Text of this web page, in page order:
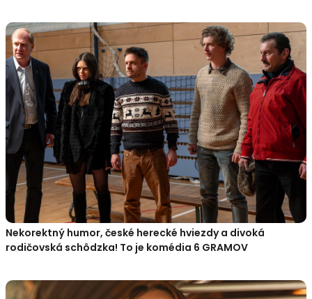
Nekorektný humor, české herecké hviezdy a divoká
rodičovská schôdzka! To je komédia 6 GRAMOV